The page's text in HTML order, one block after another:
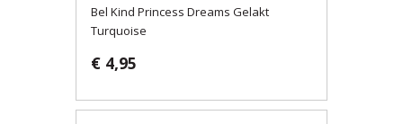
Bel Kind Princess Dreams Gelakt
Turquoise
€ 4,95